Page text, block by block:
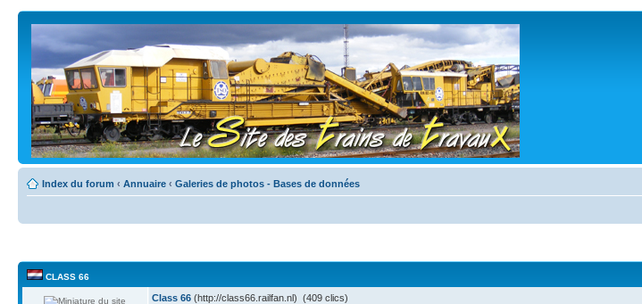
Index du forum ‹ Annuaire ‹ Galeries de photos - Bases de données
CLASS 66
Class 66 (http://class66.railfan.nl) (409 clics)